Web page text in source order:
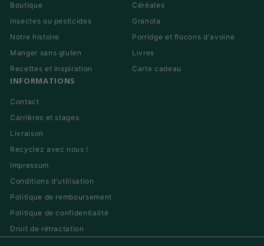
Boutique
Insectes ou pesticides
Notre histoire
Manger sans gluten
Recettes et inspiration
Céréales
Granola
Porridge et flocons d'avoine
Livres
Carte cadeau
INFORMATIONS
Contact
Carrières et stages
Livraison
Recyclez avec nous !
Impressum
Conditions d'utilisation
Politique de remboursement
Politique de confidentialité
Droit de rétractation